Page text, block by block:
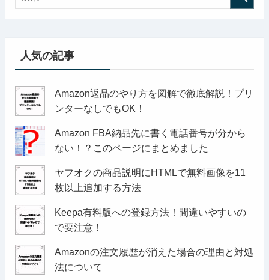
人気の記事
Amazon返品のやり方を図解で徹底解説！プリ
ンターなしでもOK！
Amazon FBA納品先に書く電話番号が分から
ない！？このページにまとめました
ヤフオクの商品説明にHTMLで無料画像を11
枚以上追加する方法
Keepa有料版への登録方法！間違いやすいの
で要注意！
Amazonの注文履歴が消えた場合の理由と対処
法について